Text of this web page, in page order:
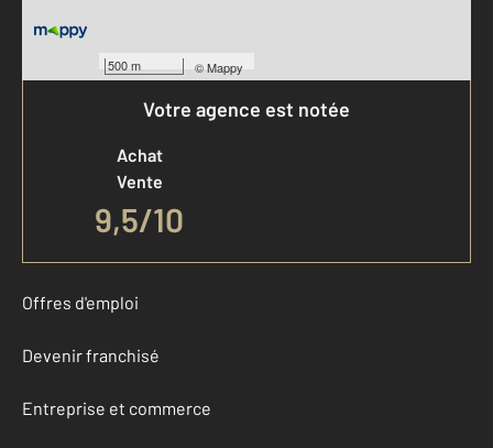
500 m ©Mappy
Votre agence est notée
Achat
Vente
9,5/10
Offres d'emploi
Devenir franchisé
Entreprise et commerce